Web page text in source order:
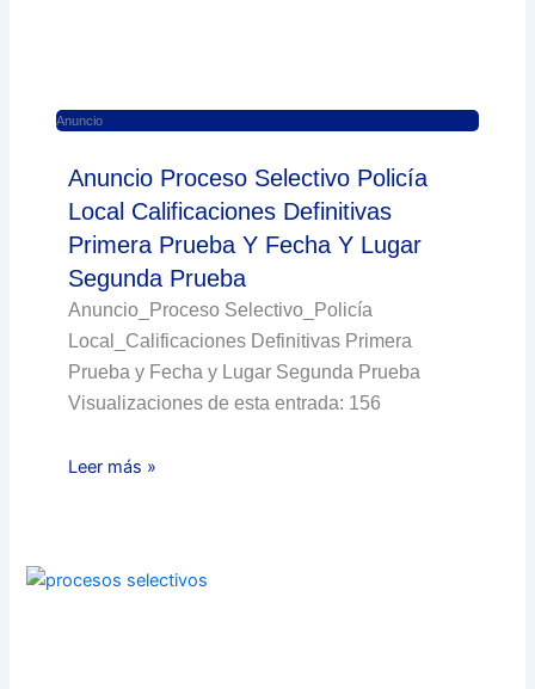
Anuncio
Anuncio Proceso Selectivo Policía
Local Calificaciones Definitivas
Primera Prueba Y Fecha Y Lugar
Segunda Prueba
Anuncio_Proceso Selectivo_Policía
Local_Calificaciones Definitivas Primera
Prueba y Fecha y Lugar Segunda Prueba
Visualizaciones de esta entrada: 156
Leer más »